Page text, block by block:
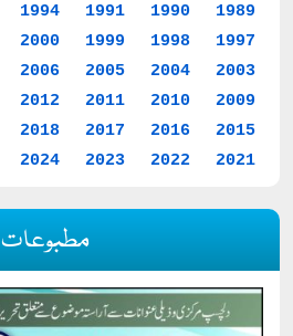
1989
1990
1991
1994
1997
1998
1999
2000
2003
2004
2005
2006
2009
2010
2011
2012
2015
2016
2017
2018
2021
2022
2023
2024
مطبوعات